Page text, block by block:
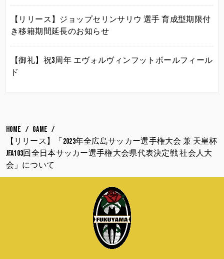
【リリース】ジョップセリンサリウ 選手 育成型期限付
き移籍期間延長のお知らせ
【御礼】祝3周年 エヴォルヴィンフットボールフィール
ド
HOME
GAME
【リリース】「2023年全広島サッカー選手権大会 兼 天皇杯
JFA103回全日本サッカー選手権大会県代表決定戦 社会人大
会」について